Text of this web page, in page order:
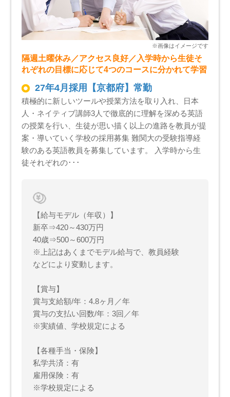
隔週土曜休み／アクセス良好／入学時から生徒そ
れぞれの目標に応じて4つのコースに分かれて学習
27年4月採用【京都府】常勤
積極的に新しいツールや授業方法を取り入れ、日本
人・ネイティブ講師3人で徹底的に理解を深める英語
の授業を行い、生徒が思い描く以上の進路を教員が提
案・導いていく学校の採用募集 難関大の受験指導経
験のある英語教員を募集しています。 入学時から生
徒それぞれの･･･
【給与モデル（年収）】
新卒⇒420～430万円
40歳⇒500～600万円
※上記はあくまでモデル給与で、教員経験
などにより変動します。
【賞与】
賞与支給額/年：4.8ヶ月／年
賞与の支払い回数/年：3回／年
※実績値、学校規定による
【各種手当・保険】
私学共済：有
雇用保険：有
※学校規定による